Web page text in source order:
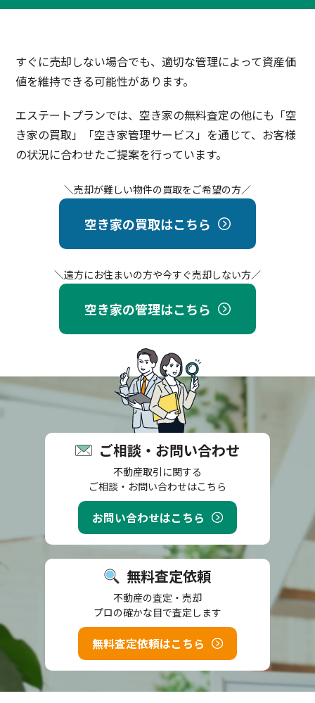
すぐに売却しない場合でも、適切な管理によって資産価
値を維持できる可能性があります。
エステートプランでは、空き家の無料査定の他にも「空
き家の買取」「空き家管理サービス」を通じて、 お客様
の状況に合わせたご提案を行っています。
＼売却が難しい物件の買取をご希望の方／
空き家の買取はこちら
＼遠方にお住まいの方や今すぐ売却しない方／
空き家の管理はこちら
ご相談・お問い合わせ
不動産取引に関する
ご相談・お問い合わせはこちら
お問い合わせはこちら
無料査定依頼
不動産の査定・売却
プロの確かな目で査定します
無料査定依頼はこちら